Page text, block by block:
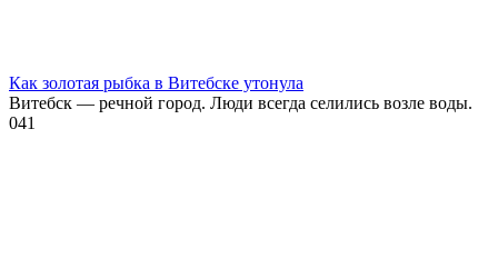
Как золотая рыбка в Витебске утонула
Витебск — речной город. Люди всегда селились возле воды.
041